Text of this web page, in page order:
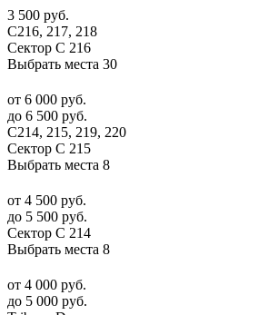
3 500 руб.
С216, 217, 218
Сектор C 216
Выбрать места 30
от 6 000 руб.
до 6 500 руб.
С214, 215, 219, 220
Сектор C 215
Выбрать места 8
от 4 500 руб.
до 5 500 руб.
Сектор C 214
Выбрать места 8
от 4 000 руб.
до 5 000 руб.